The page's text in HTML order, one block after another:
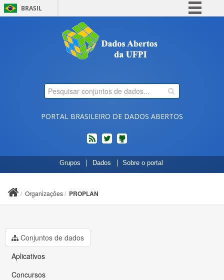
BRASIL
Comunica BR
Participe
Legislação
PORTAL BRASILEIRO DE DADOS ABERTOS
feed twitterCódigos
fonte
de
Grupos Dados Sobre o portal
Organizações PROPLAN
Conjuntos de dados
Aplicativos
Concursos